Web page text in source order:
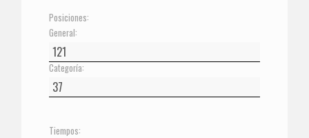
Posiciones:
General:
Categoría:
Tiempos: